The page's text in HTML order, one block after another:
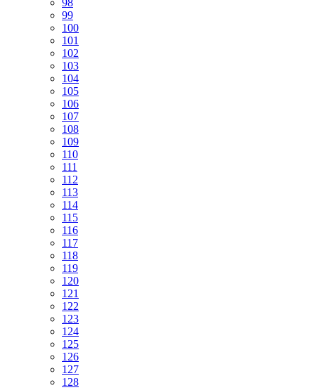
99
100
101
102
103
104
105
106
107
108
109
110
111
112
113
114
115
116
117
118
119
120
121
122
123
124
125
126
127
128